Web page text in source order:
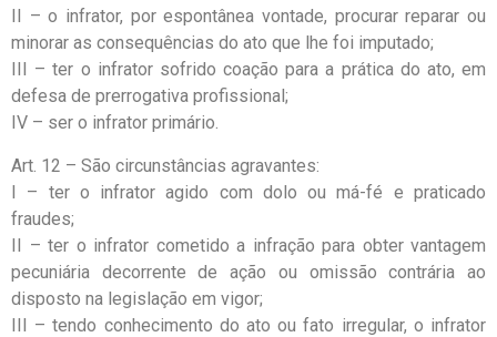
II – o infrator, por espontânea vontade, procurar reparar ou
minorar as consequências do ato que lhe foi imputado;
III – ter o infrator sofrido coação para a prática do ato, em
defesa de prerrogativa profissional;
IV – ser o infrator primário.
Art. 12 – São circunstâncias agravantes:
I – ter o infrator agido com dolo ou má-fé e praticado
fraudes;
II – ter o infrator cometido a infração para obter vantagem
pecuniária decorrente de ação ou omissão contrária ao
disposto na legislação em vigor;
III – tendo conhecimento do ato ou fato irregular, o infrator